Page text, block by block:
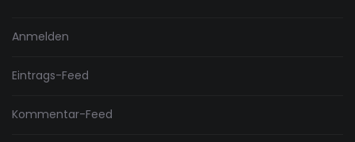
Anmelden
Eintrags-Feed
Kommentar-Feed